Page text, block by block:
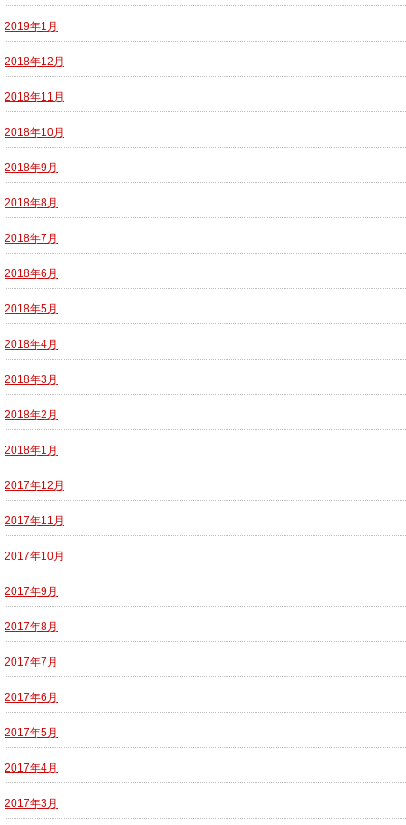
2019年1月
2018年12月
2018年11月
2018年10月
2018年9月
2018年8月
2018年7月
2018年6月
2018年5月
2018年4月
2018年3月
2018年2月
2018年1月
2017年12月
2017年11月
2017年10月
2017年9月
2017年8月
2017年7月
2017年6月
2017年5月
2017年4月
2017年3月